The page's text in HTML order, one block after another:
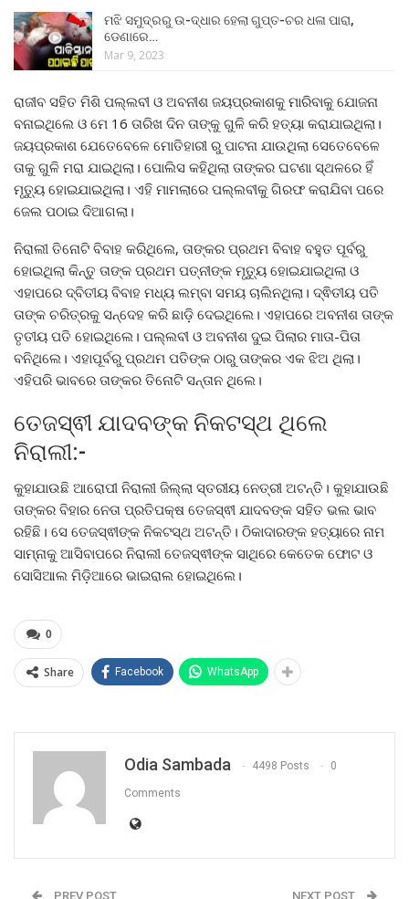
ମଝି ସମୁଦ୍ରରୁ ଉ-ଦ୍ଧାର ହେଲା ଗୁପ୍ତ-ଚର ଧଳା ପାରା,
ଡେଣାରେ…
Mar 9, 2023
ରାଜୀବ ସହିତ ମିଶି ପଲ୍ଲବୀ ଓ ଅବନୀଶ ଜୟପ୍ରକାଶକୁ ମାରିବାକୁ ଯୋଜନା
ବନାଇଥିଲେ ଓ ମେ 16 ତାରିଖ ଦିନ ତାଙ୍କୁ ଗୁଳି କରି ହତ୍ୟା କରାଯାଇଥିଲା।
ଜୟପ୍ରକାଶ ଯେତେବେଳେ ମୋତିହାରୀ ରୁ ପାଟନା ଯାଉଥିଲା ସେତେବେଳେ
ତାକୁ ଗୁଳି ମରା ଯାଇଥିଲା। ପୋଲିସ କହିଥିଲା ତାଙ୍କର ଘଟଣା ସ୍ଥଳରେ ହିଁ
ମୃତ୍ୟୁ ହୋଇଯାଇଥିଲା। ଏହି ମାମଲାରେ ପଲ୍ଲବୀକୁ ଗିରଫ କରାଯିବା ପରେ
ଜେଲ ପଠାଇ ଦିଆଗଲା।
ନିରାଲୀ ତିନୋଟି ବିବାହ କରିଥିଲେ, ତାଙ୍କର ପ୍ରଥମ ବିବାହ ବହୁତ ପୂର୍ବରୁ
ହୋଇଥିଲା କିନ୍ତୁ ତାଙ୍କ ପ୍ରଥମ ପତ୍ନୀଙ୍କ ମୃତ୍ୟୁ ହୋଇଯାଇଥିଲା ଓ
ଏହାପରେ ଦ୍ବିତୀୟ ବିବାହ ମଧ୍ୟ ଲମ୍ବା ସମୟ ଚାଲିନଥିଲା। ଦ୍ଵିତୀୟ ପତି
ତାଙ୍କ ଚରିତ୍ରକୁ ସନ୍ଦେହ କରି ଛାଡ଼ି ଦେଇଥିଲେ। ଏହାପରେ ଅବନୀଶ ତାଙ୍କ
ତୃତୀୟ ପତି ହୋଇଥିଲେ। ପଲ୍ଲବୀ ଓ ଅବନୀଶ ଦୁଇ ପିଲାର ମାତା-ପିତା
ବନିଥିଲେ। ଏହାପୂର୍ବରୁ ପ୍ରଥମ ପତିଙ୍କ ଠାରୁ ତାଙ୍କର ଏକ ଝିଅ ଥିଲା।
ଏହିପରି ଭାବରେ ତାଙ୍କର ତିନୋଟି ସନ୍ତାନ ଥିଲେ।
ତେଜସ୍ଵୀ ଯାଦବଙ୍କ ନିକଟସ୍ଥ ଥିଲେ
ନିରାଲୀ:-
କୁହାଯାଉଛି ଆରୋପୀ ନିରାଲୀ ଜିଲ୍ଲା ସ୍ତରୀୟ ନେତ୍ରୀ ଅଟନ୍ତି। କୁହାଯାଉଛି
ତାଙ୍କର ବିହାର ନେତା ପ୍ରତିପକ୍ଷ ତେଜସ୍ଵୀ ଯାଦବଙ୍କ ସହିତ ଭଲ ଭାବ
ରହିଛି। ସେ ତେଜସ୍ଵୀଙ୍କ ନିକଟସ୍ଥ ଅଟନ୍ତି। ଠିକାଦାରଙ୍କ ହତ୍ୟାରେ ନାମ
ସାମ୍ନାକୁ ଆସିବାପରେ ନିରାଲୀ ତେଜସ୍ଵୀଙ୍କ ସାଥିରେ କେତେକ ଫୋଟ ଓ
ସୋସିଆଲ ମିଡ଼ିଆରେ ଭାଇରାଲ ହୋଇଥିଲେ।
0
Share Facebook WhatsApp
Odia Sambada 4498 Posts 0
Comments
PREV POST NEXT POST